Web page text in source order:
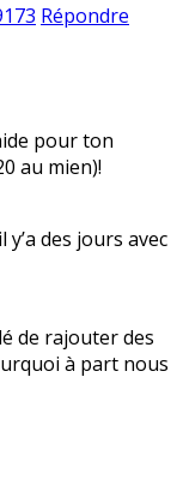
Répondre
pour ton
au mien)!
des jours avec
de rajouter des
à part nous